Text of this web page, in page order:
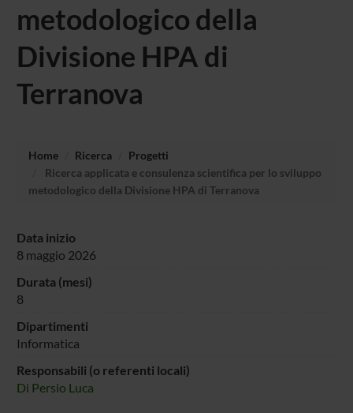
metodologico della
Divisione HPA di
Terranova
Home Ricerca
Progetti
Ricerca applicata e consulenza scientifica per lo sviluppo
metodologico della Divisione HPA di Terranova
Data inizio
8 maggio 2026
Durata (mesi)
8
Dipartimenti
Informatica
Responsabili (o referenti locali)
Di Persio Luca